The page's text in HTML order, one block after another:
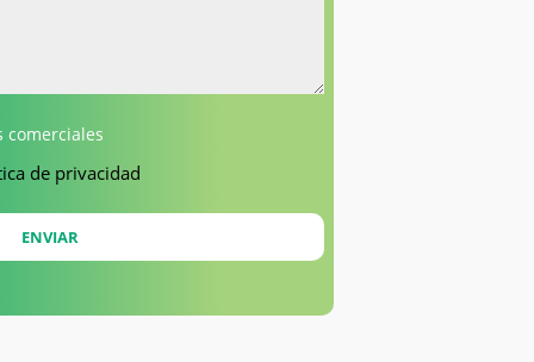
de privacidad